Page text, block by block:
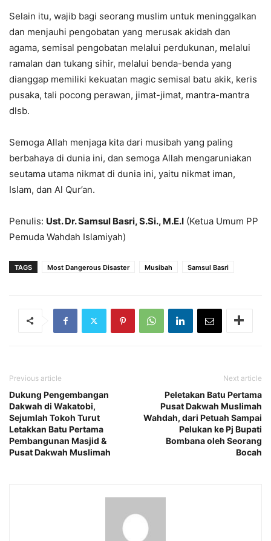
Selain itu, wajib bagi seorang muslim untuk meninggalkan
dan menjauhi pengobatan yang merusak akidah dan
agama, semisal pengobatan melalui perdukunan, melalui
ramalan dan tukang sihir, melalui benda-benda yang
dianggap memiliki kekuatan magic semisal batu akik, keris
pusaka, tali pocong perawan, jimat-jimat, mantra-mantra
dlsb.
Semoga Allah menjaga kita dari musibah yang paling
berbahaya di dunia ini, dan semoga Allah mengaruniakan
seutama utama nikmat di dunia ini, yaitu nikmat iman,
Islam, dan Al Qur’an.
Penulis: Ust. Dr. Samsul Basri, S.Si., M.E.I (Ketua Umum PP
Pemuda Wahdah Islamiyah)
TAGS Most Dangerous Disaster Musibah Samsul Basri
Previous article
Dukung Pengembangan
Dakwah di Wakatobi,
Sejumlah Tokoh Turut
Letakkan Batu Pertama
Pembangunan Masjid &
Pusat Dakwah Muslimah
Next article
Peletakan Batu Pertama
Pusat Dakwah Muslimah
Wahdah, dari Petuah Sampai
Pelukan ke Pj Bupati
Bombana oleh Seorang
Bocah